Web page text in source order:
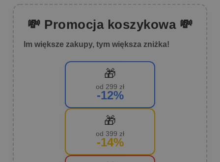
💸 Promocja koszykowa 💸
Im większe zakupy, tym większa zniżka!
🎁
od 299 zł
-12%
🎁
od 399 zł
-14%